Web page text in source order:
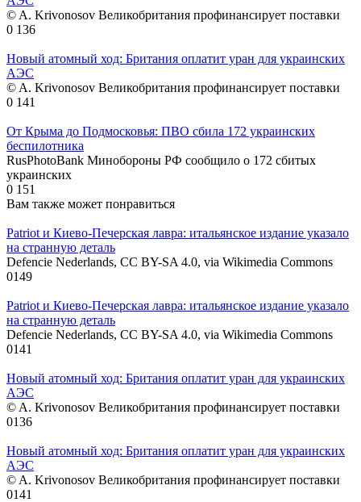
© A. Krivonosov Великобритания профинансирует поставки
0 136
Новый атомный ход: Британия оплатит уран для украинских
АЭС
© A. Krivonosov Великобритания профинансирует поставки
0 141
От Крыма до Подмосковья: ПВО сбила 172 украинских
беспилотника
RusPhotoBank Минобороны РФ сообщило о 172 сбитых
украинских
0 151
Вам также может понравиться
Patriot и Киево-Печерская лавра: итальянское издание указало
на странную деталь
Defencie Nederlands, CC BY-SA 4.0, via Wikimedia Commons
0149
Patriot и Киево-Печерская лавра: итальянское издание указало
на странную деталь
Defencie Nederlands, CC BY-SA 4.0, via Wikimedia Commons
0141
Новый атомный ход: Британия оплатит уран для украинских
АЭС
© A. Krivonosov Великобритания профинансирует поставки
0136
Новый атомный ход: Британия оплатит уран для украинских
АЭС
© A. Krivonosov Великобритания профинансирует поставки
0141